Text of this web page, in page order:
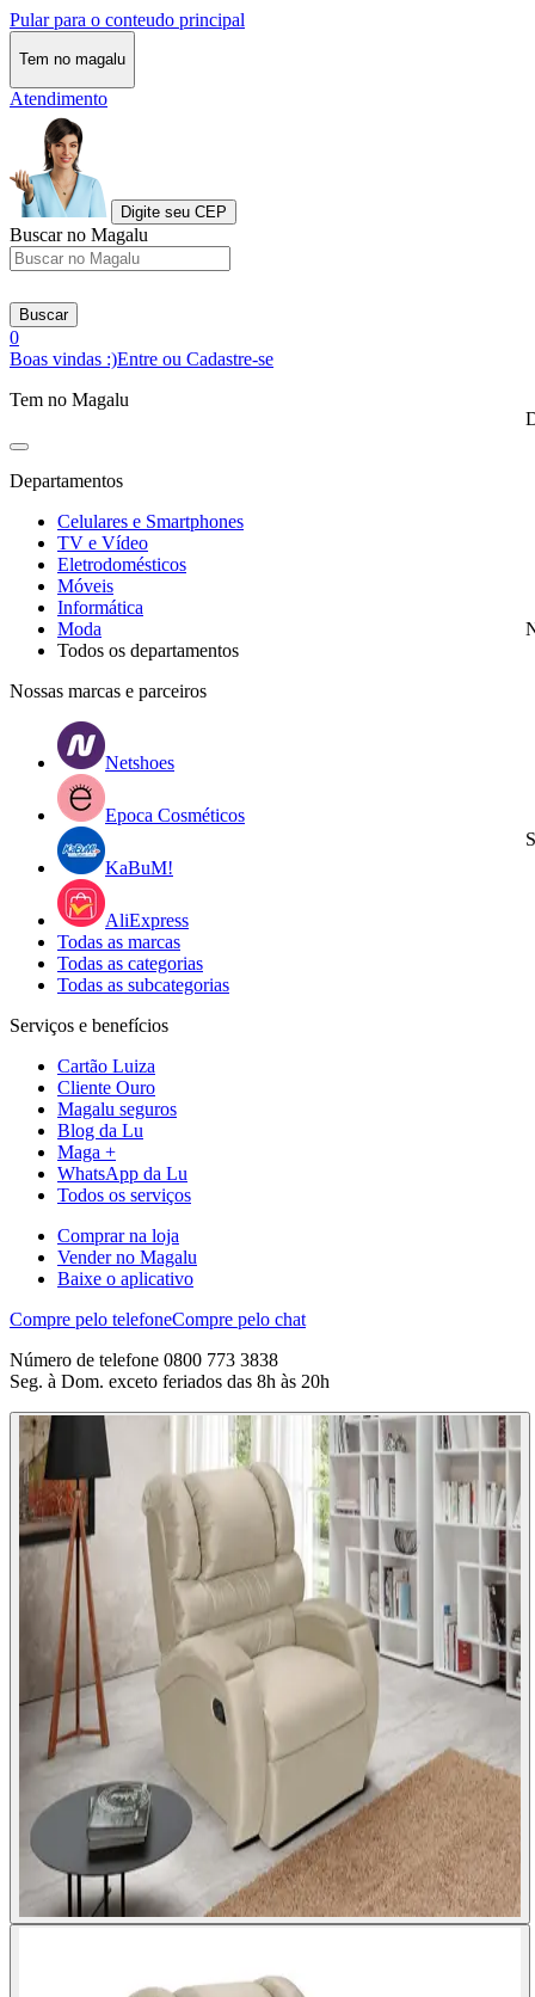
Pular para o conteudo principal
Tem no magalu
Atendimento
Digite seu CEP
Buscar no Magalu
Buscar
0
Boas vindas :)Entre ou Cadastre-se
Tem no Magalu
Departamentos
Celulares e Smartphones
TV e Vídeo
Eletrodomésticos
Móveis
Informática
Moda
Todos os departamentos
Nossas marcas e parceiros
Netshoes
Epoca Cosméticos
KaBuM!
AliExpress
Todas as marcas
Todas as categorias
Todas as subcategorias
Serviços e benefícios
Cartão Luiza
Cliente Ouro
Magalu seguros
Blog da Lu
Maga +
WhatsApp da Lu
Todos os serviços
Comprar na loja
Vender no Magalu
Baixe o aplicativo
Compre pelo telefoneCompre pelo chat
Número de telefone 0800 773 3838
Seg. à Dom. exceto feriados das 8h às 20h